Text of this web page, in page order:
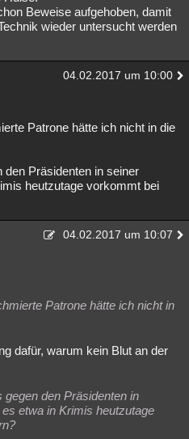
Beweise aufgehoben, damit
wieder untersucht werden
04.02.2017 um 10:00
Patrone hätte ich nicht in die
Präsidenten in seiner
heutzutage vorkommt bei
04.02.2017 um 10:07
Patrone hätte ich nicht in
dafür, warum kein Blut an der
den Präsidenten in
etwa in Krimis heutzutage